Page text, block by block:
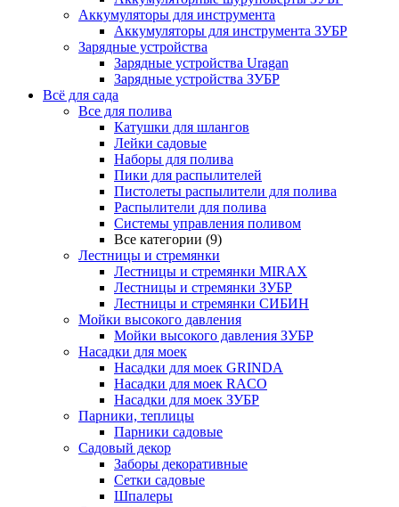
Аккумуляторы для инструмента
Аккумуляторы для инструмента ЗУБР
Зарядные устройства
Зарядные устройства Uragan
Зарядные устройства ЗУБР
Всё для сада
Все для полива
Катушки для шлангов
Лейки садовые
Наборы для полива
Пики для распылителей
Пистолеты распылители для полива
Распылители для полива
Системы управления поливом
Все категории (9)
Лестницы и стремянки
Лестницы и стремянки MIRAX
Лестницы и стремянки ЗУБР
Лестницы и стремянки СИБИН
Мойки высокого давления
Мойки высокого давления ЗУБР
Насадки для моек
Насадки для моек GRINDA
Насадки для моек RACO
Насадки для моек ЗУБР
Парники, теплицы
Парники садовые
Садовый декор
Заборы декоративные
Сетки садовые
Шпалеры